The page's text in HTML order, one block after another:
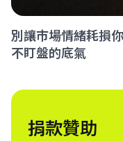
別讓市場情緒耗損
不盯盤的底氣
捐款贊助